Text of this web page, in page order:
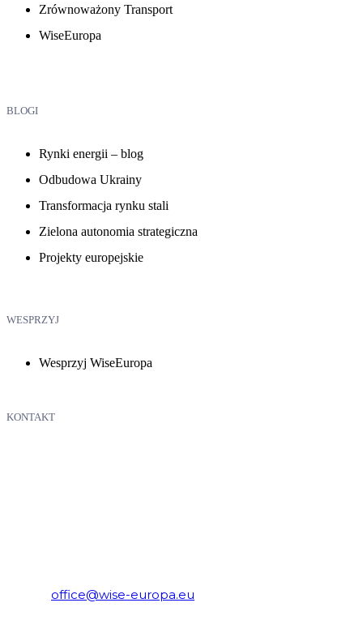
Zrównoważony Transport
WiseEuropa
BLOGI
Rynki energii – blog
Odbudowa Ukrainy
Transformacja rynku stali
Zielona autonomia strategiczna
Projekty europejskie
WESPRZYJ
Wesprzyj WiseEuropa
KONTAKT
office@wise-europa.eu